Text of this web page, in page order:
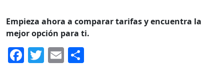
Empieza ahora a comparar tarifas y encuentra la
mejor opción para ti.
F T E